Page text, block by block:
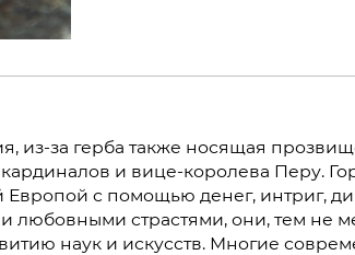
из-за герба также носящая
и вице-королева Перу.
с помощью денег, интриг,
страстями, они, тем не
наук и искусств. Многие